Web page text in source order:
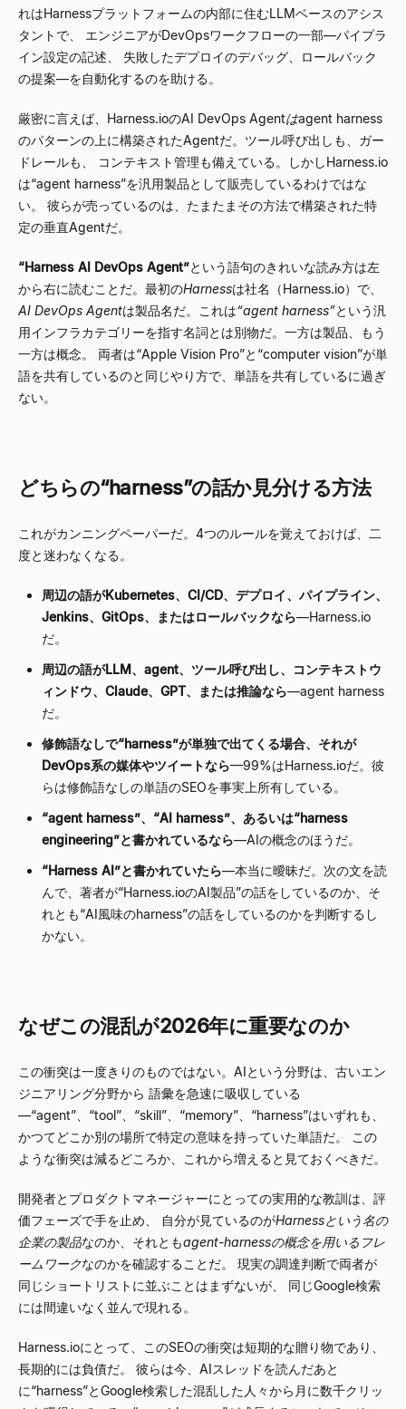
れはHarnessプラットフォームの内部に住むLLMベースのアシス
タントで、 エンジニアがDevOpsワークフローの一部—パイプラ
イン設定の記述、 失敗したデプロイのデバッグ、ロールバック
の提案—を自動化するのを助ける。
厳密に言えば、Harness.ioのAI DevOps Agentはagent harness
のパターンの上に構築されたAgentだ。ツール呼び出しも、ガー
ドレールも、 コンテキスト管理も備えている。しかしHarness.io
は“agent harness”を汎用製品として販売しているわけではな
い。 彼らが売っているのは、たまたまその方法で構築された特
定の垂直Agentだ。
“Harness AI DevOps Agent”という語句のきれいな読み方は左
から右に読むことだ。最初のHarnessは社名（Harness.io）で、
AI DevOps Agentは製品名だ。これは“agent harness”という汎
用インフラカテゴリーを指す名詞とは別物だ。一方は製品、もう
一方は概念。 両者は“Apple Vision Pro”と “computer vision”が単
語を共有しているのと同じやり方で、単語を共有しているに過ぎ
ない。
どちらの“harness”の話か見分ける方法
これがカンニングペーパーだ。4つのルールを覚えておけば、二
度と迷わなくなる。
周辺の語がKubernetes、CI/CD、デプロイ、パイプライン、
Jenkins、GitOps、またはロールバックなら—Harness.io
だ。
周辺の語がLLM、agent、ツール呼び出し、コンテキストウ
ィンドウ、Claude、GPT、または推論なら—agent harness
だ。
修飾語なしで“harness”が単独で出てくる場合、それが
DevOps系の媒体やツイートなら—99%はHarness.ioだ。彼
らは修飾語なしの単語のSEOを事実上所有している。
“agent harness”、 “AI harness”、あるいは“harness
engineering”と書かれているなら—AIの概念のほうだ。
“Harness AI”と書かれていたら—本当に曖昧だ。次の文を読
んで、著者が“Harness.ioのAI製品”の話をしているのか、そ
れとも“AI風味のharness”の話をしているのかを判断するし
かない。
なぜこの混乱が2026年に重要なのか
この衝突は一度きりのものではない。AIという分野は、古いエン
ジニアリング分野から 語彙を急速に吸収している
—“agent” “tool” “skill” “memory” “harness”はいずれも、
かつてどこか別の場所で特定の意味を持っていた単語だ。 この
ような衝突は減るどころか、これから増えると見ておくべきだ。
開発者とプロダクトマネージャーにとっての実用的な教訓は、評
価フェーズで手を止め、 自分が見ているのがHarnessという名の
企業の製品なのか、それともagent-harnessの概念を用いるフレ
ームワークなのかを確認することだ。 現実の調達判断で両者が
同じショートリストに並ぶことはまずないが、 同じGoogle検索
には間違いなく並んで現れる。
Harness.ioにとって、このSEOの衝突は短期的な贈り物であり、
長期的には負債だ。 彼らは今、AIスレッドを読んだあと
に“harness”とGoogle検索した混乱した人々から月に数千クリッ